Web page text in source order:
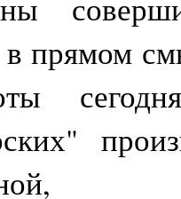
в прямом